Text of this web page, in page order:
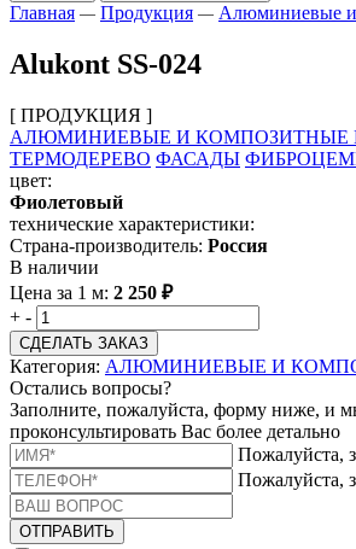
Главная — Продукция — Алюминиевые и
Alukont SS-024
[ ПРОДУКЦИЯ ]
АЛЮМИНИЕВЫЕ И КОМПОЗИТНЫЕ
ТЕРМОДЕРЕВО ФАСАДЫ
цвет:
Фиолетовый
технические характеристики:
Страна-производитель: Россия
В наличии
Цена за 1 м: 2 250 ₽
+ -
СДЕЛАТЬ ЗАКАЗ
Категория: АЛЮМИНИЕВЫЕ И
Остались вопросы?
Заполните, пожалуйста, форму ниже, и
проконсультировать Вас более детально
Пожалуйста,
Пожалуйста,
ОТПРАВИТЬ